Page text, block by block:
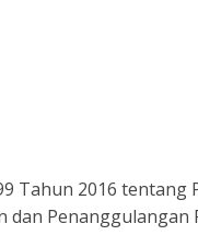
Tahun 2016
dan Penanggulangan